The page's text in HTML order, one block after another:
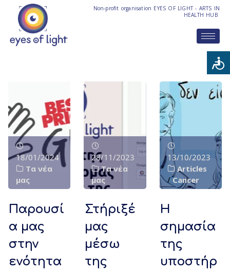
Non-profit organisation EYES OF LIGHT - ARTS IN
HEALTH HUB
18/01/2024
Τα νέα
μας
Παρουσί
α μας
στην
ενότητα
28/11/2023
Τα νέα
μας
Στήριξέ
μας
μέσω
της
13/10/2023
Articles
/ Cancer
Η
σημασία
της
υποστήρ